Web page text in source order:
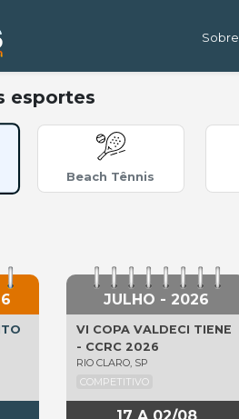
Sobre
esportes
Beach Tênnis
JULHO - 2026
VI COPA VALDECI TIENE
- CCRC 2026
RIO CLARO, SP
COMPETITIVO